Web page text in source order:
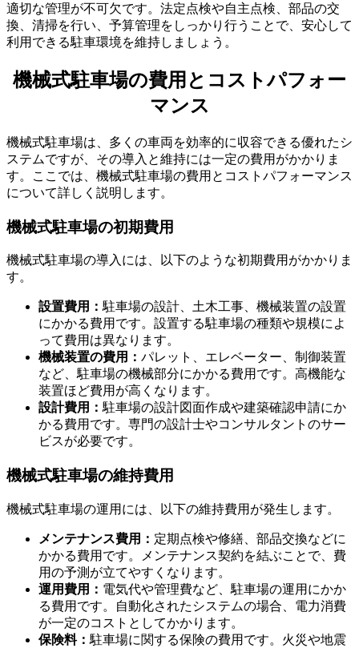
定期点検の重要性
適切な管理が不可欠です。法定点検や自主点検、部品の交
換、清掃を行い、予算管理をしっかり行うことで、安心して
利用できる駐車環境を維持しましょう。
機械式駐車場の費用とコストパフォー
マンス
機械式駐車場は、多くの車両を効率的に収容できる優れたシ
ステムですが、その導入と維持には一定の費用がかかりま
す。ここでは、機械式駐車場の費用とコストパフォーマンス
について詳しく説明します。
機械式駐車場の初期費用
機械式駐車場の導入には、以下のような初期費用がかかりま
す。
設置費用： 駐車場の設計、土木工事、機械装置の設置
にかかる費用です。設置する駐車場の種類や規模によ
って費用は異なります。
機械装置の費用： パレット、エレベーター、制御装置
など、駐車場の機械部分にかかる費用です。高機能な
装置ほど費用が高くなります。
設計費用： 駐車場の設計図面作成や建築確認申請にか
かる費用です。専門の設計士やコンサルタントのサー
ビスが必要です。
機械式駐車場の維持費用
機械式駐車場の運用には、以下の維持費用が発生します。
メンテナンス費用： 定期点検や修繕、部品交換などに
かかる費用です。メンテナンス契約を結ぶことで、費
用の予測が立てやすくなります。
運用費用： 電気代や管理費など、駐車場の運用にかか
る費用です。自動化されたシステムの場合、電力消費
が一定のコストとしてかかります。
保険料： 駐車場に関する保険の費用です。火災や地震